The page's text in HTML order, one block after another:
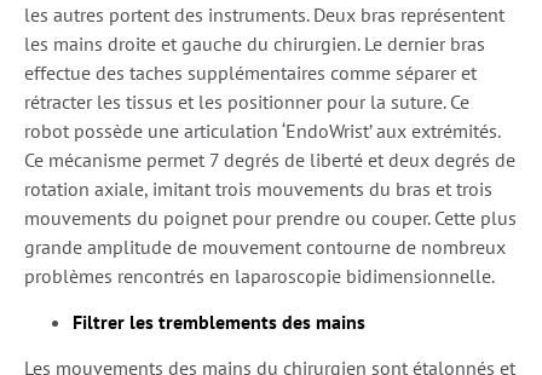
les autres portent des instruments. Deux bras représentent
les mains droite et gauche du chirurgien. Le dernier bras
effectue des taches supplémentaires comme séparer et
rétracter les tissus et les positionner pour la suture. Ce
robot possède une articulation ‘EndoWrist’ aux extrémités.
Ce mécanisme permet 7 degrés de liberté et deux degrés de
rotation axiale, imitant trois mouvements du bras et trois
mouvements du poignet pour prendre ou couper. Cette plus
grande amplitude de mouvement contourne de nombreux
problèmes rencontrés en laparoscopie bidimensionnelle.
Filtrer les tremblements des mains
Les mouvements des mains du chirurgien sont étalonnés et